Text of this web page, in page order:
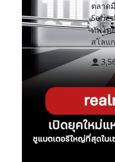
ตลาด
ทัพโด
สโลแ